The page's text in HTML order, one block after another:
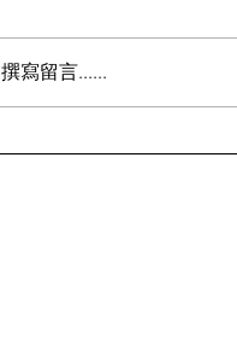
撰寫留言......